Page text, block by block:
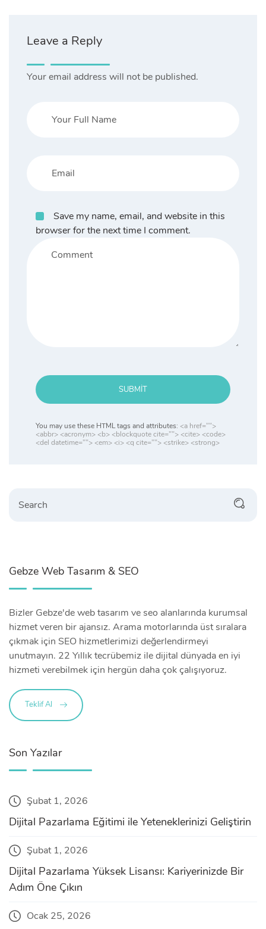
Leave a Reply
Your email address will not be published.
Save my name, email, and website in this
browser for the next time I comment.
SUBMIT
You may use these HTML tags and attributes: <a href="">
<abbr> <acronym> <b> <blockquote cite=""> <cite> <code>
<del datetime=""> <em> <i> <q cite=""> <strike> <strong>
Gebze Web Tasarım & SEO
Bizler Gebze'de web tasarım ve seo alanlarında kurumsal
hizmet veren bir ajansız. Arama motorlarında üst sıralara
çıkmak için SEO hizmetlerimizi değerlendirmeyi
unutmayın. 22 Yıllık tecrübemiz ile dijital dünyada en iyi
hizmeti verebilmek için hergün daha çok çalışıyoruz.
Teklif Al
Son Yazılar
Şubat 1, 2026
Dijital Pazarlama Eğitimi ile Yeteneklerinizi Geliştirin
Şubat 1, 2026
Dijital Pazarlama Yüksek Lisansı: Kariyerinizde Bir
Adım Öne Çıkın
Ocak 25, 2026